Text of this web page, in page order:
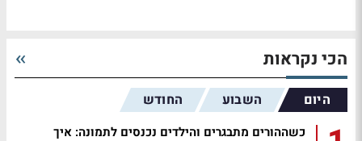
הכי נקראות
היום השבוע החודש
כשההורים מתבגרים והילדים נכנסים לתמונה: איך